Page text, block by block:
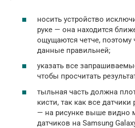
носить устройство
руке — она находится
ощущаются четче, поэтому
данные правильней;
указать все
чтобы просчитать
тыльная часть должна
кисти, так как все
— на рисунке выше видно
датчиков на Samsung